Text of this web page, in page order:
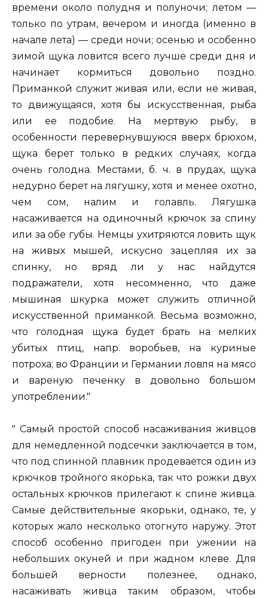
времени около полудня и полуночи; летом —
только по утрам, вечером и иногда (именно в
начале лета) — среди ночи; осенью и особенно
зимой щука ловится всего лучше среди дня и
начинает кормиться довольно поздно.
Приманкой служит живая или, если не живая,
то движущаяся, хотя бы искусственная, рыба
или ее подобие. На мертвую рыбу, в
особенности перевернувшуюся вверх брюхом,
щука берет только в редких случаях, когда
очень голодна. Местами, б. ч. в прудах, щука
недурно берет на лягушку, хотя и менее охотно,
чем сом, налим и голавль. Лягушка
насаживается на одиночный крючок за спину
или за обе губы. Немцы ухитряются ловить щук
на живых мышей, искусно зацепляя их за
спинку, но вряд ли у нас найдутся
подражатели, хотя несомненно, что даже
мышиная шкурка может служить отличной
искусственной приманкой. Весьма возможно,
что голодная щука будет брать на мелких
убитых птиц, напр. воробьев, на куриные
потроха; во Франции и Германии ловля на мясо
и вареную печенку в довольно большом
употреблении."
" Самый простой способ насаживания живцов
для немедленной подсечки заключается в том,
что под спинной плавник продевается один из
крючков тройного якорька, так что рожки двух
остальных крючков прилегают к спине живца.
Самые действительные якорьки, однако, те, у
которых жало несколько отогнуто наружу. Этот
способ особенно пригоден при ужении на
небольших окуней и при жадном клеве. Для
большей верности полезнее, однако,
насаживать живца таким образом, чтобы